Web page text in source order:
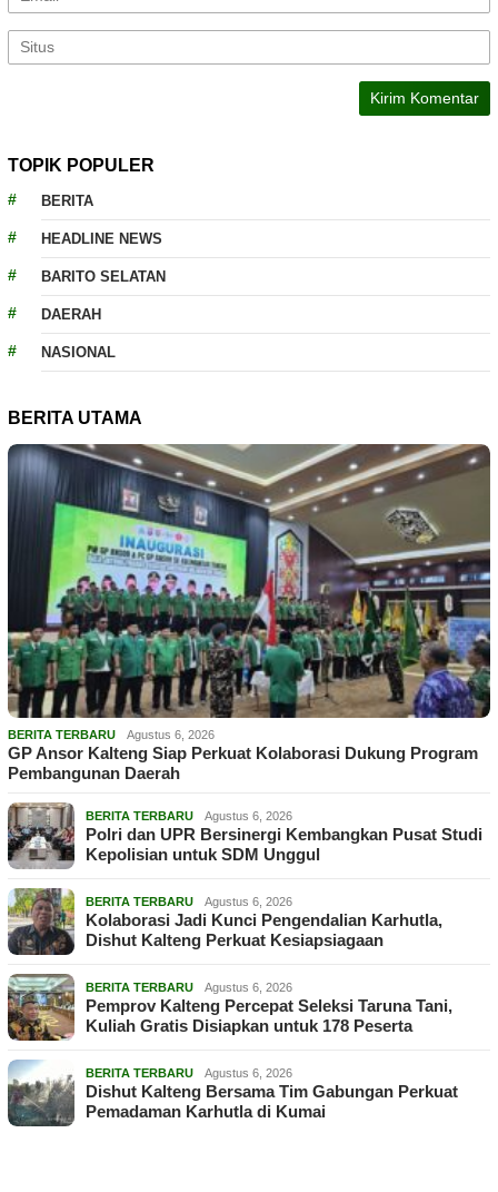
TOPIK POPULER
BERITA
HEADLINE NEWS
BARITO SELATAN
DAERAH
NASIONAL
BERITA UTAMA
BERITA TERBARU Agustus 6, 2026
GP Ansor Kalteng Siap Perkuat Kolaborasi Dukung Program
Pembangunan Daerah
BERITA TERBARU Agustus 6, 2026
Polri dan UPR Bersinergi Kembangkan Pusat Studi
Kepolisian untuk SDM Unggul
BERITA TERBARU Agustus 6, 2026
Kolaborasi Jadi Kunci Pengendalian Karhutla,
Dishut Kalteng Perkuat Kesiapsiagaan
BERITA TERBARU Agustus 6, 2026
Pemprov Kalteng Percepat Seleksi Taruna Tani,
Kuliah Gratis Disiapkan untuk 178 Peserta
BERITA TERBARU Agustus 6, 2026
Dishut Kalteng Bersama Tim Gabungan Perkuat
Pemadaman Karhutla di Kumai